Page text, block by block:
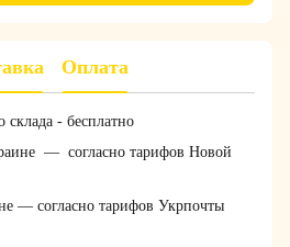
Оплата
- бесплатно
— согласно тарифов Новой
— согласно тарифов Укрпочты